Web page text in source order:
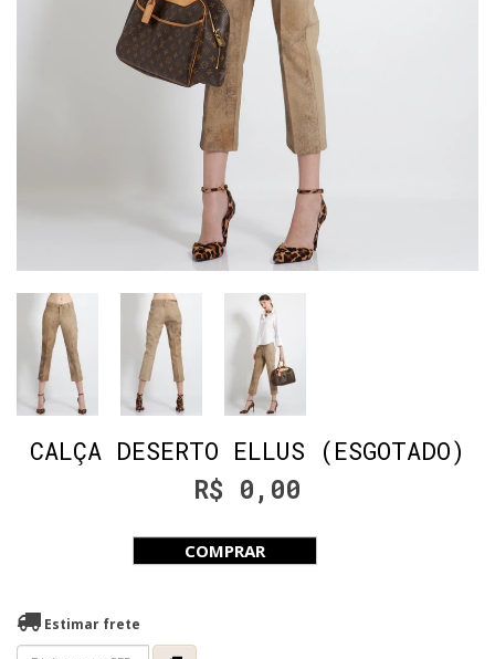
CALÇA DESERTO ELLUS (ESGOTADO)
R$ 0,00
COMPRAR
Estimar frete